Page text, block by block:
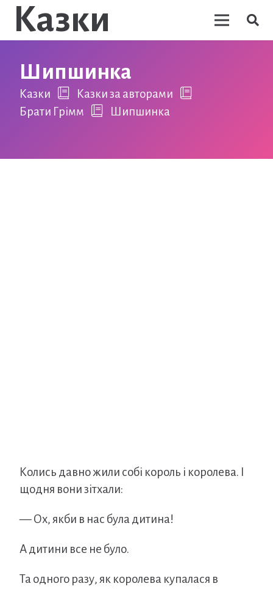
Казки
Шипшинка
Казки
Казки за авторами
Брати Грімм
Шипшинка
Колись давно жили собі король і королева. І
щодня вони зітхали:
— Ох, якби в нас була дитина!
А дитини все не було.
Та одного разу, як королева купалася в